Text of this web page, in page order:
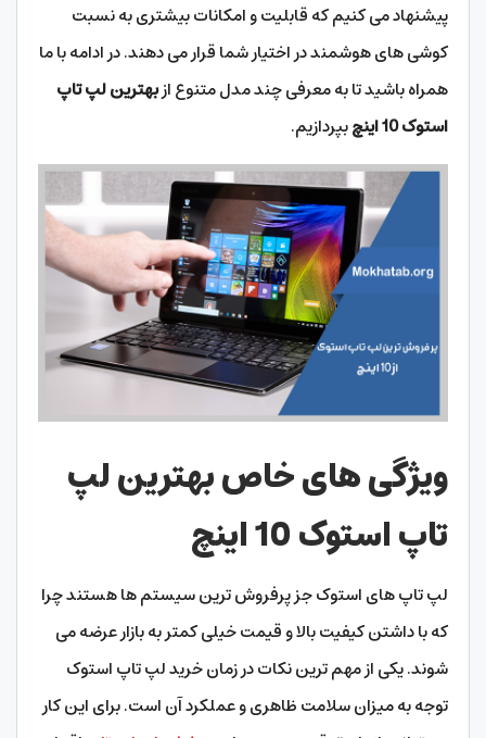
پیشنهاد می کنیم که قابلیت و امکانات بیشتری به نسبت
کوشی های هوشمند در اختیار شما قرار می دهند. در ادامه با ما
همراه باشید تا به معرفی چند مدل متنوع ازبهترین لپ تاپ
استوک 10 اینچ
بپردازیم.
ویژگی های خاص بهترین لپ
تاپ استوک 10 اینچ
لپ تاپ های استوک جز پرفروش ترین سیستم ها هستند چرا
که با داشتن کیفیت بالا و قیمت خیلی کمتر به بازار عرضه می
شوند. یکی از مهم ترین نکات در زمان خرید لپ تاپ استوک
توجه به میزان سلامت ظاهری و عملکرد آن است. برای این کار